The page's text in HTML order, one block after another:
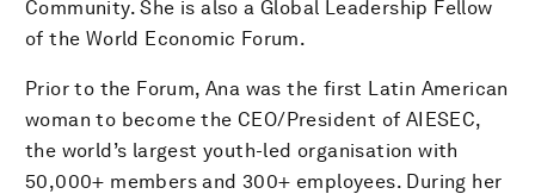
Community. She is also a Global Leadership Fellow
of the World Economic Forum.
Prior to the Forum, Ana was the first Latin American
woman to become the CEO/President of AIESEC,
the world’s largest youth-led organisation with
50,000+ members and 300+ employees. During her